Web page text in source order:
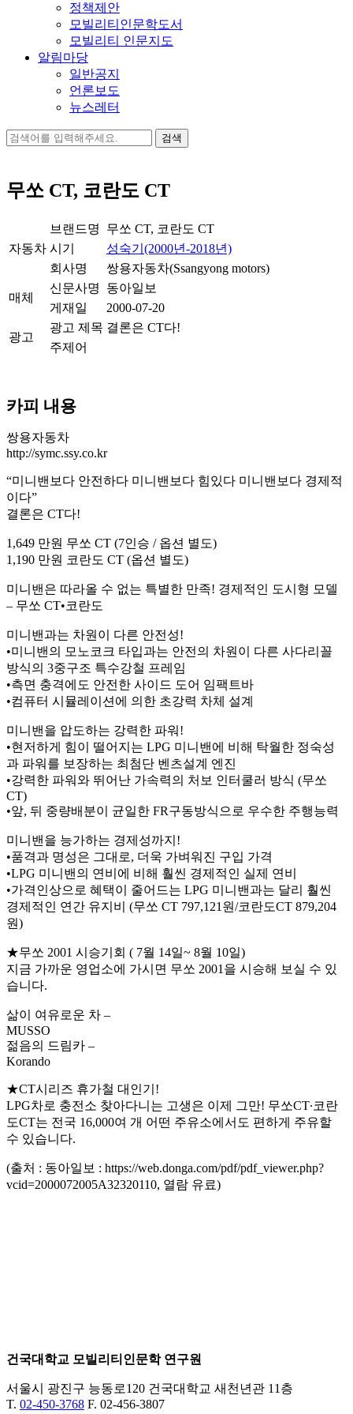
정책제안
모빌리티인문학도서
모빌리티 인문지도
알림마당
일반공지
언론보도
뉴스레터
검
무쏘 CT, 코란도 CT
자동차
브랜드명
무쏘 CT, 코란도 CT
시기
성숙기(2000년-2018년)
회사명
쌍용자동차(Ssangyong motors)
매체
신문사명
동아일보
게재일
2000-07-20
광고
광고 제목 결론은 CT다!
주제어
카피 내용
쌍용자동차
http://symc.ssy.co.kr
“미니밴보다 안전하다 미니밴보다 힘있다 미니밴보다 경제적
이다”
결론은 CT다!
1,649 만원 무쏘 CT (7인승 / 옵션 별도)
1,190 만원 코란도 CT (옵션 별도)
미니밴은 따라올 수 없는 특별한 만족! 경제적인 도시형 모델
– 무쏘 CT•코란도
미니밴과는 차원이 다른 안전성!
•미니밴의 모노코크 타입과는 안전의 차원이 다른 사다리꼴
방식의 3중구조 특수강철 프레임
•측면 충격에도 안전한 사이드 도어 임팩트바
•컴퓨터 시뮬레이션에 의한 초강력 차체 설계
미니밴을 압도하는 강력한 파워!
•현저하게 힘이 떨어지는 LPG 미니밴에 비해 탁월한 정숙성
과 파워를 보장하는 최첨단 벤츠설계 엔진
•강력한 파워와 뛰어난 가속력의 처보 인터쿨러 방식 (무쏘
CT)
•앞, 뒤 중량배분이 균일한 FR구동방식으로 우수한 주행능력
미니밴을 능가하는 경제성까지!
•품격과 명성은 그대로, 더욱 가벼워진 구입 가격
•LPG 미니밴의 연비에 비해 훨씬 경제적인 실제 연비
•가격인상으로 혜택이 줄어드는 LPG 미니밴과는 달리 훨씬
경제적인 연간 유지비 (무쏘 CT 797,121원/코란도CT 879,204
원)
★무쏘 2001 시승기회 ( 7월 14일~ 8월 10일)
지금 가까운 영업소에 가시면 무쏘 2001을 시승해 보실 수 있
습니다.
삶이 여유로운 차 –
MUSSO
젊음의 드림카 –
Korando
★CT시리즈 휴가철 대인기!
LPG차로 충전소 찾아다니는 고생은 이제 그만! 무쏘CT∙코란
도CT는 전국 16,000여 개 어떤 주유소에서도 편하게 주유할
수 있습니다.
(출처 : 동아일보 : https://web.donga.com/pdf/pdf_viewer.php?
vcid=2000072005A32320110, 열람 유료)
건국대학교 모빌리티인문학 연구원
서울시 광진구 능동로120 건국대학교 새천년관 11층
T. 02-450-3768 F. 02-456-3807